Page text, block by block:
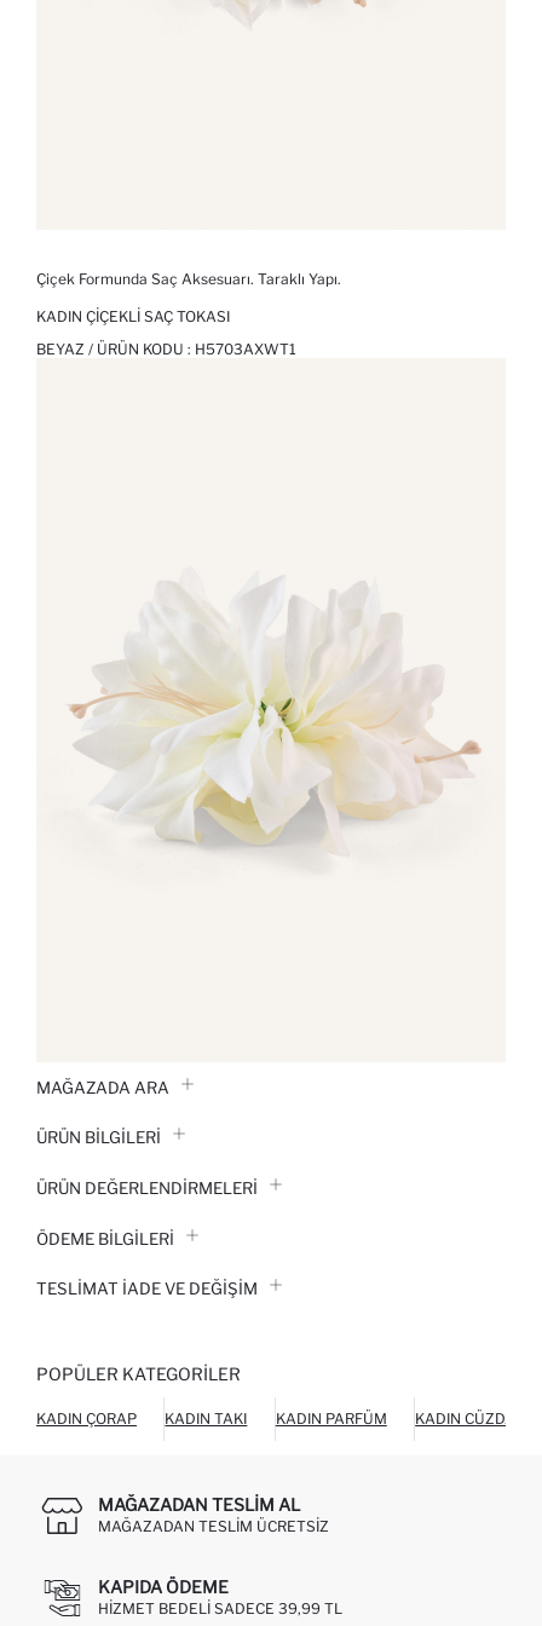
Çiçek Formunda Saç Aksesuarı. Taraklı Yapı.
KADIN ÇIÇEKLI SAÇ TOKASI
BEYAZ / ÜRÜN KODU : H5703AXWT1
MAĞAZADA ARA
ÜRÜN BILGILERI
ÜRÜN DEĞERLENDİRMELERİ
ÖDEME BİLGİLERİ
TESLIMAT İADE VE DEĞIŞIM
POPÜLER KATEGORILER
KADIN ÇORAP KADIN TAKI KADIN PARFÜM KADIN CÜZDAN
MAĞAZADAN TESLIM AL
MAĞAZADAN TESLIM ÜCRETSIZ
KAPIDA ÖDEME
HIZMET BEDELI SADECE 39,99 TL